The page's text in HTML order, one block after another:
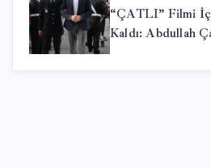
“ÇATLI” Filmi
Kaldı: Abdullah